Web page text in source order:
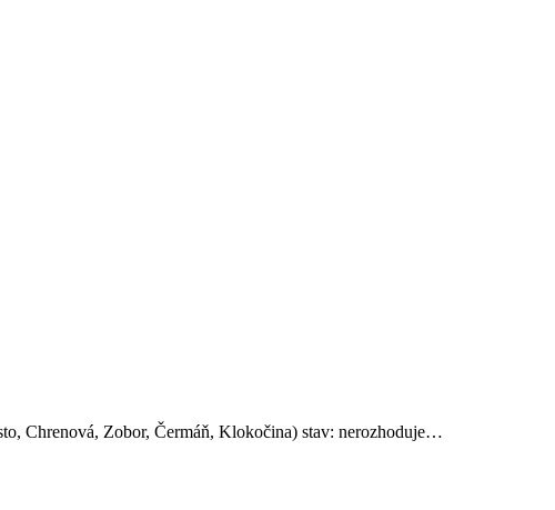
Chrenová, Zobor, Čermáň, Klokočina) stav: nerozhoduje…